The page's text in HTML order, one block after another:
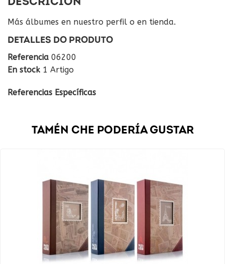
Más álbumes en nuestro perfil o en tienda.
DETALLES DO PRODUTO
Referencia 06200
En stock 1 Artigo
Referencias Específicas
TAMÉN CHE PODERÍA GUSTAR